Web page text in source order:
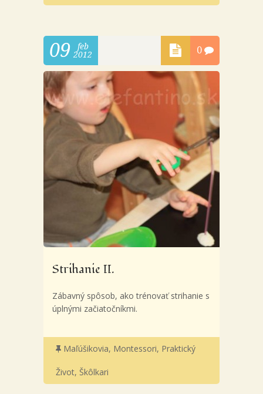
09
feb
2012
0
Strihanie II.
Zábavný spôsob, ako trénovať strihanie s
úplnými začiatočníkmi.
Maľúšikovia, Montessori, Praktický
Život, Škôlkari